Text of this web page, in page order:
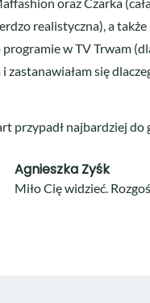
oraz Czarka
realistyczna), a
w TV Trwam
zastanawiałam się
przypadł najbardziej do
Agnieszka Zyśk
Miło Cię widzieć.